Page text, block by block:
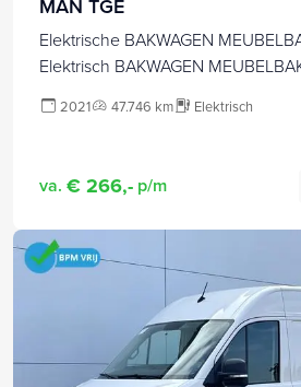
MAN TGE
Elektrische BAKWAGEN
Elektrisch BAKWAGEN
2021 47.746 km Elektrisch
va. € 266,- p/m